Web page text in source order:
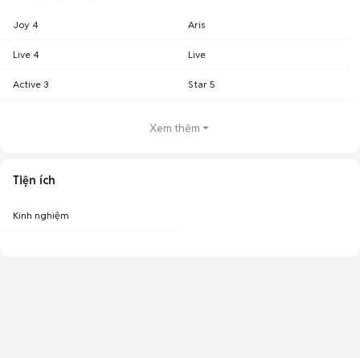
Joy 4 Aris
Live 4 Live
Active 3 Star 5
Xem thêm
Tiện ích
Kinh nghiệm